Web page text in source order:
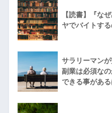
【読書】『な
ヤでバイトす
サラリーマン
副業は必須な
できる事があ